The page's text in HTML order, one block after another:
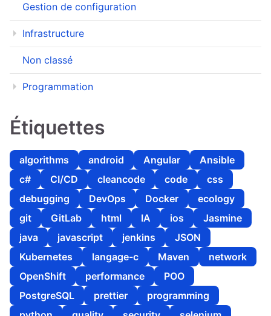
Gestion de configuration
Infrastructure
Non classé
Programmation
Étiquettes
algorithms android Angular
Ansible
c#
CI/CD cleancode code
css
debugging
DevOps Docker
ecology
git
GitLab html IA ios
Jasmine
java
javascript jenkins
JSON
Kubernetes
langage-c Maven
network
OpenShift
performance
POO
PostgreSQL
prettier
programming